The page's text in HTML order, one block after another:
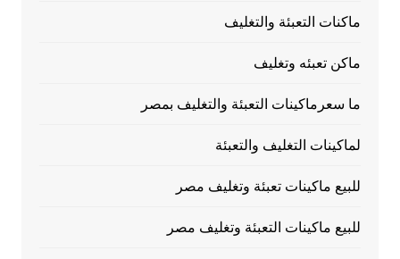
ماكنات التعبئة والتغليف
ماكن تعبئه وتغليف
ما سعرماكينات التعبئة والتغليف بمصر
لماكينات التغليف والتعبئة
للبيع ماكينات تعبئة وتغليف مصر
للبيع ماكينات التعبئة وتغليف مصر